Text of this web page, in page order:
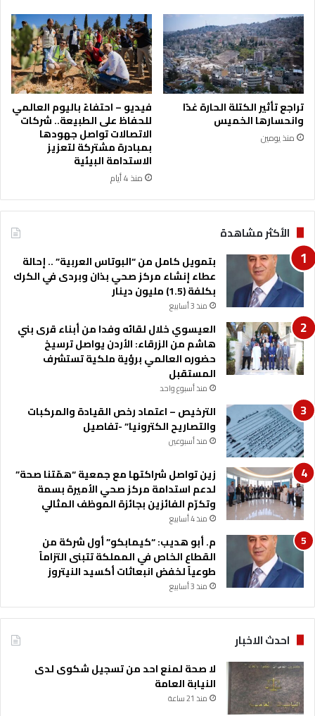
م
ج
ا
ل
ا
ل
ط
ا
ق
ر
ا
ق
ب
ا
ت
و
ت
ؤ
ك
إ
ت
ز
ا
م
ب
أ
ع
ل
ى
م
ع
ا
ي
ي
ر
ا
ل
ا
ن
ض
ب
ا
و
ا
ل
ن
ز
ا
ه
ة
ف
ي
تراجع تأثير الكتلة الحارة غدًا
وانحسارها الخميس
منذ يومين
فيديو – احتفاءً باليوم العالمي
للحفاظ على الطبيعة.. شركات
الاتصالات تواصل جهودها
بمبادرة مشتركة لتعزيز
الاستدامة البيئية
منذ 4 أيام
الأكثر مشاهدة
بتمويل كامل من “البوتاس العربية” .. إحالة
عطاء إنشاء مركز صحي بذان وبردى في الكرك
بكلفة (1.5) مليون دينار
منذ 3 أسابيع
العيسوي خلال لقائه وفدا من أبناء قرى بني
هاشم من الزرقاء: الأردن يواصل ترسيخ
حضوره العالمي برؤية ملكية تستشرف
المستقبل
منذ أسبوع واحد
الترخيص – اعتماد رخص القيادة والمركبات
والتصاريح الكترونيا” -تفاصيل
منذ أسبوعين
زين تواصل شراكتها مع جمعية “همّتنا صحة”
لدعم استدامة مركز صحي الأميرة بسمة
وتكرّم الفائزين بجائزة الموظف المثالي
منذ 4 أسابيع
م. أبو هديب: “كيمابكو” أول شركة من
القطاع الخاص في المملكة تتبنى التزاماً
طوعياً لخفض انبعاثات أكسيد النيتروز
منذ 3 أسابيع
احدث الاخبار
لا صحة لمنع احد من تسجيل شكوى لدى
النيابة العامة
منذ 21 ساعة